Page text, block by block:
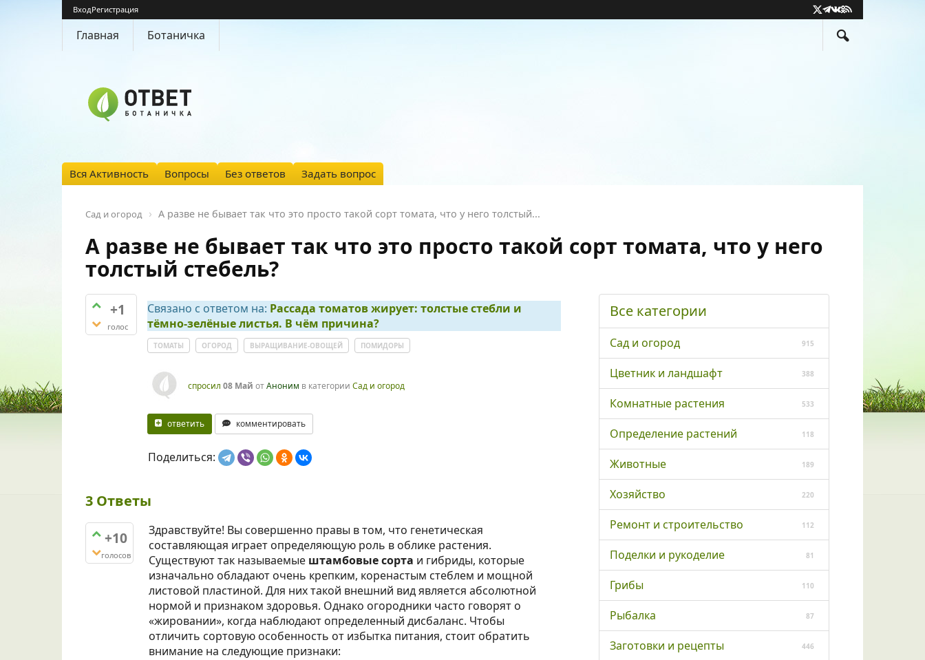
ВходРегистрация
X
(Twitter)
Telegram
VKOdnoklassniki
RSS
Главная Ботаничка
Вся Активность Вопросы Без ответов Задать вопрос
Сад и огород А разве не бывает так что это просто такой сорт томата, что у него толстый...
А разве не бывает так что это просто такой сорт томата, что у него
толстый стебель?
+1
голос
Связано с ответом на: Рассада томатов жирует: толстые стебли и
тёмно-зелёные листья. В чём причина?
ТОМАТЫ ОГОРОД ВЫРАЩИВАНИЕ-ОВОЩЕЙ ПОМИДОРЫ
спросил 08 Май отАноним в категории Сад и огород
ответить комментировать
Поделиться:
3 Ответы
+10
голосов
Здравствуйте! Вы совершенно правы в том, что генетическая
составляющая играет определяющую роль в облике растения.
Существуют так называемые штамбовые сорта и гибриды, которые
изначально обладают очень крепким, коренастым стеблем и мощной
листовой пластиной. Для них такой внешний вид является абсолютной
нормой и признаком здоровья. Однако огородники часто говорят о
«жировании», когда наблюдают определенный дисбаланс. Чтобы
отличить сортовую особенность от избытка питания, стоит обратить
внимание на следующие признаки:
Все категории
Сад и огород 915
Цветник и ландшафт 388
Комнатные растения 533
Определение растений 118
Животные 189
Хозяйство 220
Ремонт и строительство 112
Поделки и рукоделие 81
Грибы 110
Рыбалка 87
Заготовки и рецепты 446